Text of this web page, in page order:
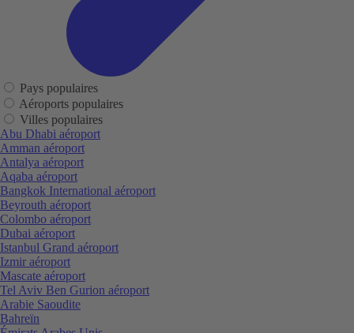
Pays populaires
Aéroports populaires
Villes populaires
Abu Dhabi aéroport
Amman aéroport
Antalya aéroport
Aqaba aéroport
Bangkok International aéroport
Beyrouth aéroport
Colombo aéroport
Dubai aéroport
Istanbul Grand aéroport
Izmir aéroport
Mascate aéroport
Tel Aviv Ben Gurion aéroport
Arabie Saoudite
Bahreïn